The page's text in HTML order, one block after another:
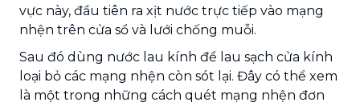
vực này, đầu tiên ra xịt nước trực tiếp vào mạng
nhện trên cửa sổ và lưới chống muỗi.
Sau đó dùng nước lau kính để lau sạch cửa kính
loại bỏ các mạng nhện còn sót lại. Đây có thể xem
là một trong những cách quét mạng nhện đơn